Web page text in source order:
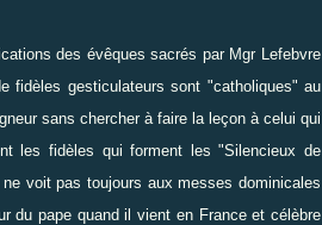
des évêques sacrés par Mgr Lefebvre
fidèles gesticulateurs sont "catholiques" au
sans chercher à faire la leçon à celui qui
les fidèles qui forment les "Silencieux de
voit pas toujours aux messes dominicales
du pape quand il vient en France et célèbre